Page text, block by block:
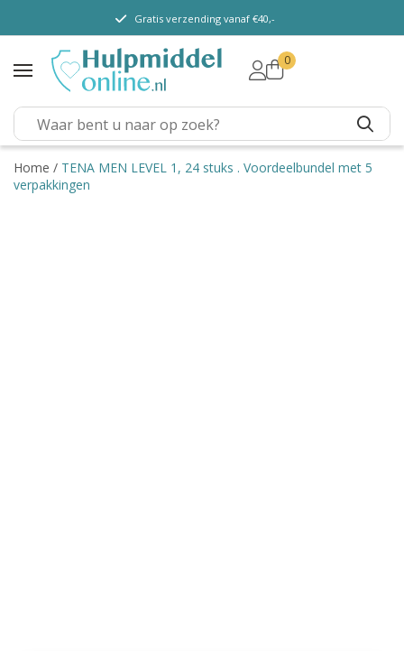
TENA Lady
TENA Men
TENA Pants (m/v)
TENA Flex
TENA Slip
Gratis verzending vanaf €40,-
0
Home / TENA MEN LEVEL 1, 24 stuks . Voordeelbundel met 5
verpakkingen